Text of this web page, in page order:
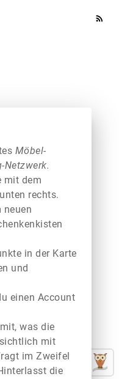
rss_feed
Möbel-
Netzwerk.
mit dem
rechts.
neuen
in der Karte
und
einen Account
was die
mit
im Zweifel
die